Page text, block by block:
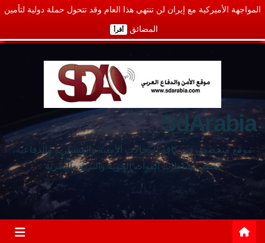
المواجهة الأميركية مع إيران لن تنتهي هذا العام وقد تتحول حملة دولية لتأمين
المضائق أقرأ
SdArabia
موقع متخصص في كافة المجالات الأمنية والعسكرية والدفاعية،
يغطي نشاطات القوات الجوية والبرية والبحرية